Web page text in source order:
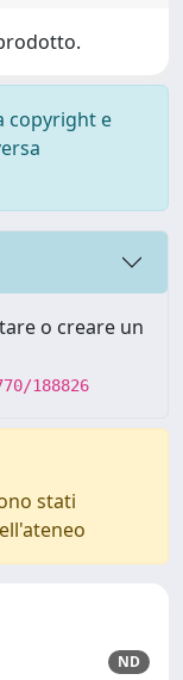
copyright e
o creare un
188826
stati
ND